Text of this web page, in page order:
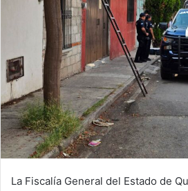
La Fiscalía General del Estado de